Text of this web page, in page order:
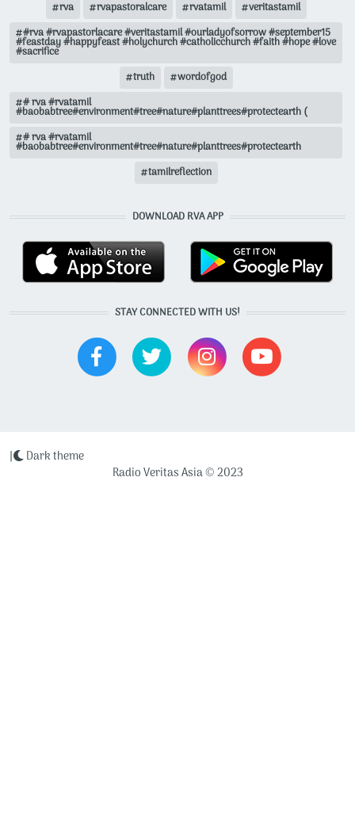
rva rvapastoralcare rvatamil
veritastamil
#rva #rvapastorlacare #veritastamil #ourladyofsorrow #september15
#feastday #happyfeast #holychurch #catholicchurch #faith #hope #love
#sacrifice
truth
wordofgod
# rva #rvatamil
#baobabtree#environment#tree#nature#planttrees#protectearth (
# rva #rvatamil
#baobabtree#environment#tree#nature#planttrees#protectearth
tamilreflection
DOWNLOAD RVA APP
STAY CONNECTED WITH US!
Radio Veritas Asia © 2023
| Dark theme